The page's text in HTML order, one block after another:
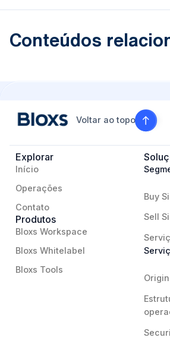
Conteúdos
Voltar ao topo
Explorar
Início
Operações
Contato
Produtos
Bloxs Workspace
Bloxs Whitelabel
Bloxs Tools
Buy
Sell